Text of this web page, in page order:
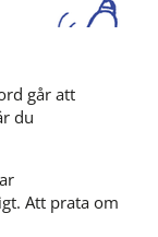
går att
du
Att prata om